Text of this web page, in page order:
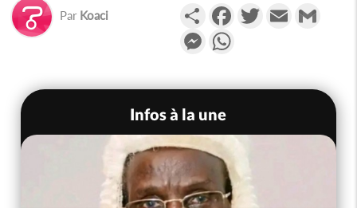
Par Koaci PartagerFacebookTwitterEmail
Messenger
Infos à la une